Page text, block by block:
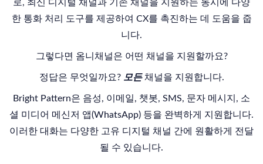
로, 최신 디지털 채널과 기존 채널을 지원하는 동시에 다양
한 통화 처리 도구를 제공하여 CX를 촉진하는 데 도움을 줍
니다.
그렇다면 옴니채널은 어떤 채널을 지원할까요?
정답은 무엇일까요? 모든 채널을 지원합니다.
Bright Pattern은 음성, 이메일, 챗봇, SMS, 문자 메시지, 소
셜 미디어 메신저 앱(WhatsApp) 등을 완벽하게 지원합니다.
이러한 대화는 다양한 고유 디지털 채널 간에 원활하게 전달
될 수 있습니다.